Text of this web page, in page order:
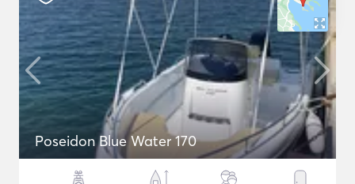
Poseidon Blue Water 170